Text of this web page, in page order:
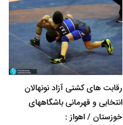
رقابت های کشتی آزاد نونهالان
انتخابی و قهرمانی باشگاههای
خوزستان / اهواز :